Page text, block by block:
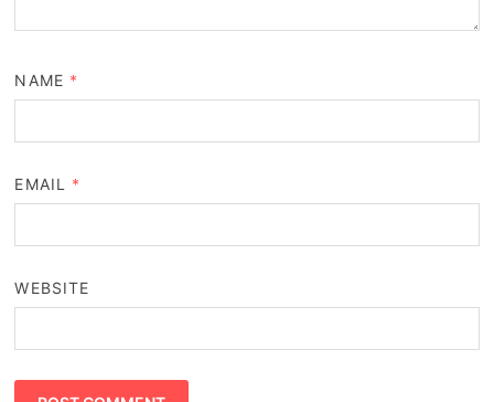
NAME *
EMAIL *
WEBSITE